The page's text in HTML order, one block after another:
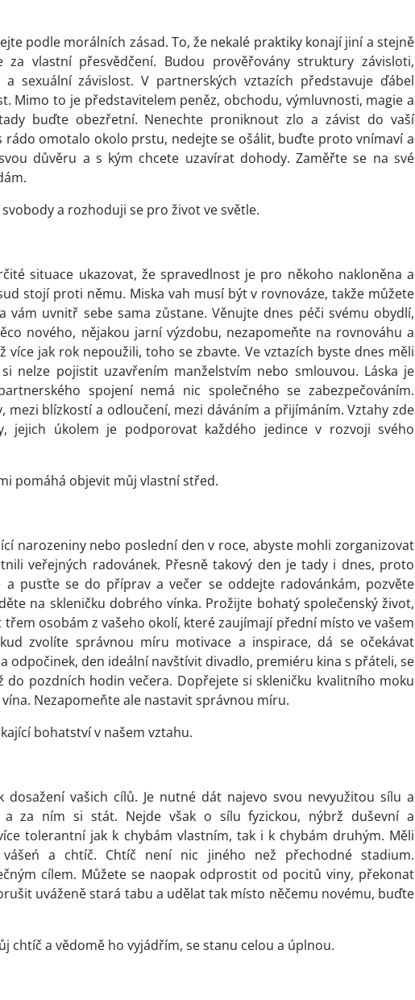
podle morálních zásad. To, že nekalé praktiky konají jiní a stejně
vlastní přesvědčení. Budou prověřovány struktury závisloti,
sexuální závislost. V partnerských vztazích představuje ďábel
Mimo to je představitelem peněz, obchodu, výmluvnosti, magie a
buďte obezřetní. Nenechte proniknout zlo a závist do vaší
rádo omotalo okolo prstu, nedejte se ošálit, buďte proto vnímaví a
důvěru a s kým chcete uzavírat dohody. Zaměřte se na své
a rozhoduji se pro život ve světle.
situace ukazovat, že spravedlnost je pro někoho nakloněna a
stojí proti němu. Miska vah musí být v rovnováze, takže můžete
vám uvnitř sebe sama zůstane. Věnujte dnes péči svému obydlí,
nového, nějakou jarní výzdobu, nezapomeňte na rovnováhu a
více jak rok nepoužili, toho se zbavte. Ve vztazích byste dnes měli
nelze pojistit uzavřením manželstvím nebo smlouvou. Láska je
spojení nemá nic společného se zabezpečováním.
mezi blízkostí a odloučení, mezi dáváním a přijímáním. Vztahy zde
jejich úkolem je podporovat každého jedince v rozvoji svého
pomáhá objevit můj vlastní střed.
narozeniny nebo poslední den v roce, abyste mohli zorganizovat
veřejných radovánek. Přesně takový den je tady i dnes, proto
pusťte se do příprav a večer se oddejte radovánkám, pozvěte
na skleničku dobrého vínka. Prožijte bohatý společenský život,
osobám z vašeho okolí, které zaujímají přední místo ve vašem
zvolíte správnou míru motivace a inspirace, dá se očekávat
odpočinek, den ideální navštívit divadlo, premiéru kina s přáteli, se
pozdních hodin večera. Dopřejete si skleničku kvalitního moku
Nezapomeňte ale nastavit správnou míru.
bohatství v našem vztahu.
dosažení vašich cílů. Je nutné dát najevo svou nevyužitou sílu a
za ním si stát. Nejde však o sílu fyzickou, nýbrž duševní a
tolerantní jak k chybám vlastním, tak i k chybám druhým. Měli
a chtíč. Chtíč není nic jiného než přechodné stadium.
cílem. Můžete se naopak odprostit od pocitů viny, překonat
uváženě stará tabu a udělat tak místo něčemu novému, buďte
chtíč a vědomě ho vyjádřím, se stanu celou a úplnou.